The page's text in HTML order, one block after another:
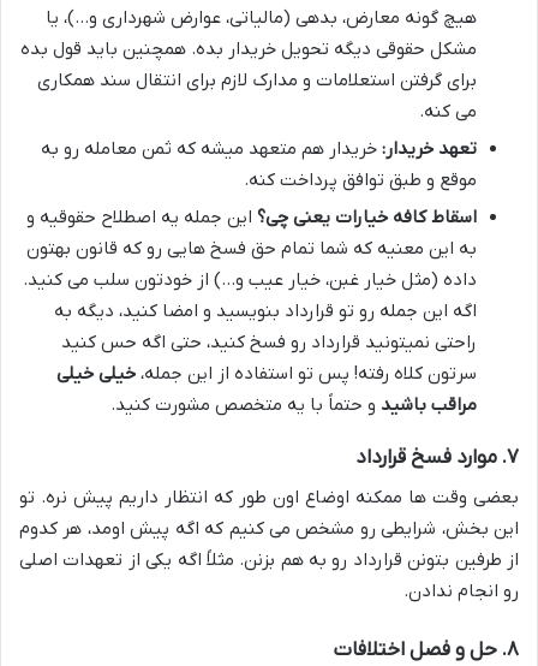
هیچ گونه معارض، بدهی (مالیاتی، عوارض شهرداری و…)، یا
مشکل حقوقی دیگه تحویل خریدار بده. همچنین باید قول بده
برای گرفتن استعلامات و مدارک لازم برای انتقال سند همکاری
می کنه.
تعهد خریدار: خریدار هم متعهد میشه که ثمن معامله رو به
موقع و طبق توافق پرداخت کنه.
اسقاط کافه خیارات یعنی چی؟ این جمله یه اصطلاح حقوقیه و
به این معنیه که شما تمام حق فسخ هایی رو که قانون بهتون
داده (مثل خیار غبن، خیار عیب و…) از خودتون سلب می کنید.
اگه این جمله رو تو قرارداد بنویسید و امضا کنید، دیگه به
راحتی نمیتونید قرارداد رو فسخ کنید، حتی اگه حس کنید
سرتون کلاه رفته! پس تو استفاده از این جمله، خیلی خیلی
مراقب باشید و حتماً با یه متخصص مشورت کنید.
۷. موارد فسخ قرارداد
بعضی وقت ها ممکنه اوضاع اون طور که انتظار داریم پیش نره. تو
این بخش، شرایطی رو مشخص می کنیم که اگه پیش اومد، هر کدوم
از طرفین بتونن قرارداد رو به هم بزنن. مثلاً اگه یکی از تعهدات اصلی
رو انجام ندادن.
۸. حل و فصل اختلافات